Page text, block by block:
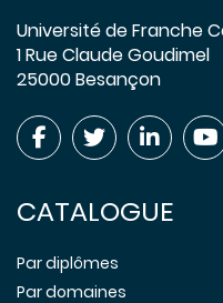
Université de Franche
1 Rue Claude Goudimel
25000 Besançon
CATALOGUE
Par diplômes
Par domaines